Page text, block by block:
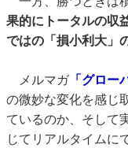
果的にトータルの収
ではの「損小利大」
メルマガ「グロー
の微妙な変化を感じ
ているのか、そして
じてリアルタイムに